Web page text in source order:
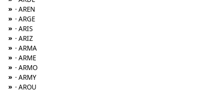
» · AREN
» · ARGE
» · ARIS
» · ARIZ
» · ARMA
» · ARME
» · ARMO
» · ARMY
» · AROU